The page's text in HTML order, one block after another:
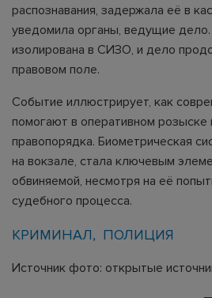
распознавания, задержала её в
уведомила органы, ведущие
изолирована в СИЗО, и дело
правовом поле.
Событие иллюстрирует, как
помогают в оперативном розыске
правопорядка. Биометрическая
на вокзале, стала ключевым
обвиняемой, несмотря на её
судебного процесса.
КРИМИНАЛ ПОЛИЦИЯ
Источник фото: открытые